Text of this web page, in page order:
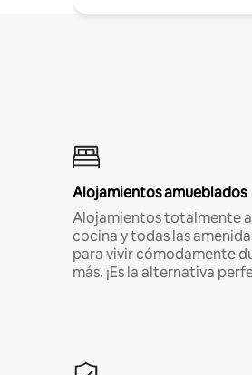
Alojamientos amueblados
Alojamientos totalmente
cocina y todas las
para vivir cómodamente
más. ¡Es la alternativa